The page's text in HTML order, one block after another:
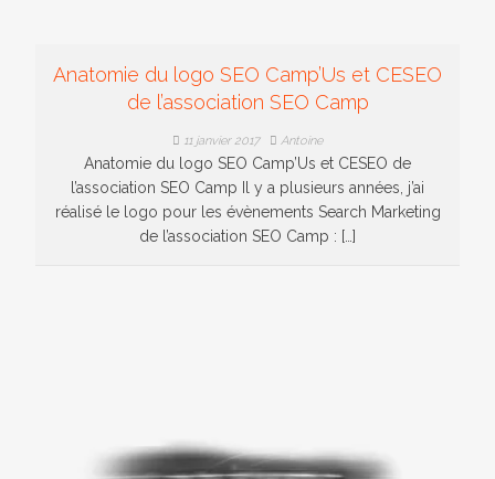
Anatomie du logo SEO Camp’Us et CESEO
de l’association SEO Camp
11 janvier 2017 Antoine
Anatomie du logo SEO Camp’Us et CESEO de
l’association SEO Camp Il y a plusieurs années, j’ai
réalisé le logo pour les évènements Search Marketing
de l’association SEO Camp : […]